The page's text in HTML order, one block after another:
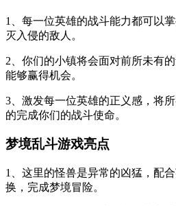
1、每一位英雄的战斗能力都可以
灭入侵的敌人。
2、你们的小镇将会面对前所未有
能够赢得机会。
3、激发每一位英雄的正义感，将
的完成你们的战斗使命。
梦境乱斗游戏亮点
1、这里的怪兽是异常的凶猛，配
换，完成梦境冒险。